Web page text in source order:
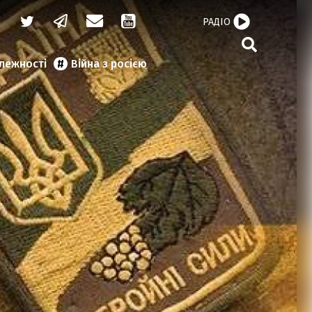
Війна з росією
РАДІО